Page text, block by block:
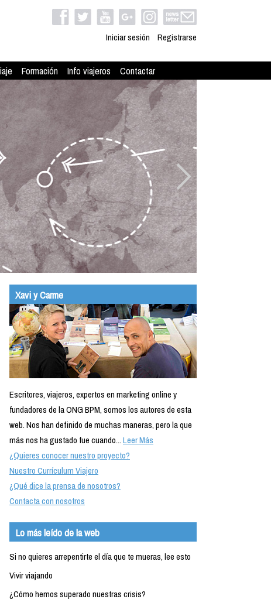
Iniciar sesión Registrarse
Formación Info viajeros Contactar
Xavi y Carme
Escritores, viajeros, expertos en marketing online y
fundadores de la ONG BPM, somos los autores de esta
web. Nos han definido de muchas maneras, pero la que
más nos ha gustado fue cuando...Leer Más
¿Quieres conocer nuestro proyecto?
Nuestro Currículum Viajero
¿Qué dice la prensa de nosotros?
Contacta con nosotros
Lo más leído de la web
Si no quieres arrepentirte el día que te mueras, lee esto
Vivir viajando
¿Cómo hemos superado nuestras crisis?